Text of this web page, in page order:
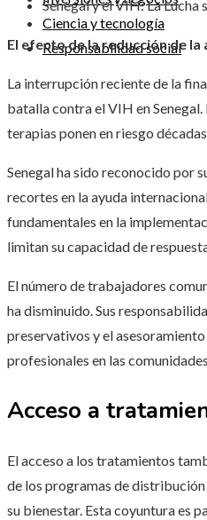
Ciencia y tecnología
Responsabilidad social
Senegal y el VIH: La
El efecto de la reducción de
La interrupción reciente de la
batalla contra el VIH en
terapias ponen en riesgo
Senegal ha sido reconocido por
recortes en la ayuda
fundamentales en la
limitan su capacidad de
El número de trabajadores
ha disminuido. Sus
preservativos y el
profesionales en las
Acceso a
El acceso a los tratamientos
de los programas de
su bienestar. Esta coyuntura es